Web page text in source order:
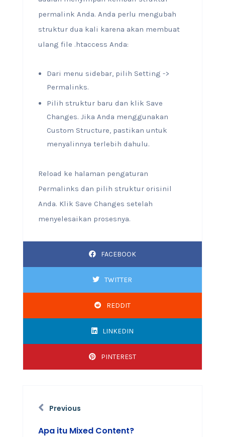
permalink Anda. Anda perlu mengubah
struktur dua kali karena akan membuat
ulang file .htaccess Anda:
Dari menu sidebar, pilih Setting ->
Permalinks.
Pilih struktur baru dan klik Save
Changes. Jika Anda menggunakan
Custom Structure, pastikan untuk
menyalinnya terlebih dahulu.
Reload ke halaman pengaturan
Permalinks dan pilih struktur orisinil
Anda. Klik Save Changes setelah
menyelesaikan prosesnya.
FACEBOOK
TWITTER
REDDIT
LINKEDIN
PINTEREST
Previous
Apa itu Mixed Content?